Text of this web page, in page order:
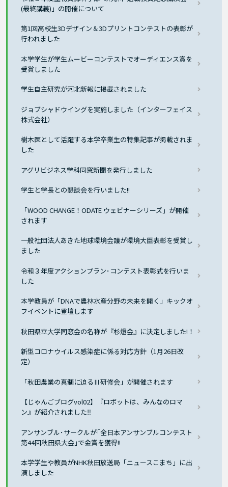
(最終講義)」の開催について
第1回高校生3Dデザイン＆3Dプリントコンテストの表彰が
行われました
本学学生が学生ムービーコンテストでオーディエンス賞を
受賞しました
学生自主研究が河北新報に掲載されました
ジョブシャドウイングを実施しました（インターフェイス
株式会社）
樹木医として活躍する本学卒業生の特集記事が掲載されま
した
アグリビジネス学科同窓新聞を発行しました
学生と学長との懇談会を行いました!!
「WOOD CHANGE！ODATE ウェビナーシリーズ」が開催
されます
一般社団法人あきた地球環境会議が環境大臣表彰を受賞し
ました
令和３年度アクションプラン･コンテスト表彰式を行いま
した
本学教員が「DNAで農林水産分野の未来を開く」キックオ
フイベントに登壇します
秋田県立大学同窓会の名称が『杉燈会』に決定しました!！
新型コロナウイルス感染症に係る対応方針（1月26日改
定）
「秋田農業の真髄に迫るⅢ研修会」が開催されます
【じゃんごブログvol02】『ロボットは、みんなのロマ
ン』が紹介されました‼
アンサンブル･サークルが｢全日本アンサンブルコンテスト
第44回秋田県大会｣で金賞を獲得!!
本学学生や教員がNHK秋田放送局「ニュースこまち」に出
演しました